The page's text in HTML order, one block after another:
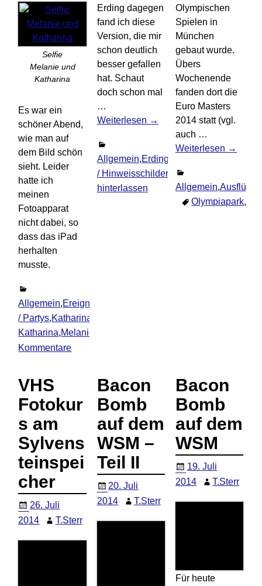
Selfie
Melanie und
Katharina
Es war ein
schöner Abend,
wie man auf
dem Bild schön
sieht. Leider
hatte ich
meinen
Fotoapparat
nicht dabei, so
dass das iPad
herhalten
musste.
Allgemein,Ereignisse
/ Partys,Katharina
Katharina,Melanie
Kommentare
Erding dagegen
fand ich diese
Version, die mir
schon deutlich
besser gefallen
hat. Schaut
doch schon mal
…
Weiterlesen →
Allgemein,Erding
/ Hinweisschilder
hinterlassen
Olympischen
Spielen in
München
gebaut wurde.
Übers
Wochenende
fanden dort die
Euro Masters
2014 statt (vgl.
auch …
Weiterlesen →
Allgemein,Ausflüge
Olympiapark,
VHS
Fotokur
s am
Sylvens
teinspei
cher
26. Juli
2014
T.Sterr
Bacon
Bomb
auf dem
WSM –
Teil II
20. Juli
2014
T.Sterr
Bacon
Bomb
auf dem
WSM
19. Juli
2014
T.Sterr
Für heute